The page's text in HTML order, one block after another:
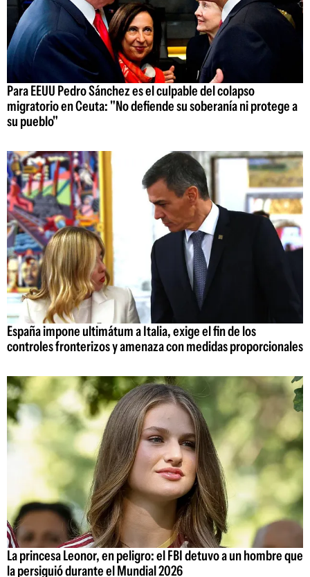
Para EEUU Pedro Sánchez es el culpable del colapso
migratorio en Ceuta: "No defiende su soberanía ni protege a
su pueblo"
España impone ultimátum a Italia, exige el fin de los
controles fronterizos y amenaza con medidas proporcionales
La princesa Leonor, en peligro: el FBI detuvo a un hombre que
la persiguió durante el Mundial 2026